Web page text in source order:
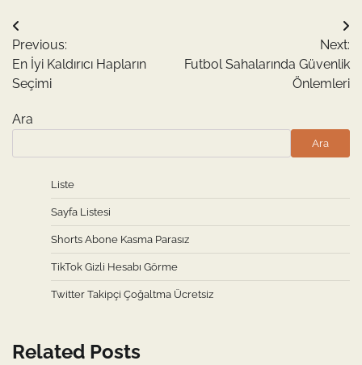
Yazı
gezinmesi
Previous:
En İyi Kaldırıcı Hapların
Seçimi
Next:
Futbol Sahalarında Güvenlik
Önlemleri
Ara
Ara
Liste
Sayfa Listesi
Shorts Abone Kasma Parasız
TikTok Gizli Hesabı Görme
Twitter Takipçi Çoğaltma Ücretsiz
Related Posts